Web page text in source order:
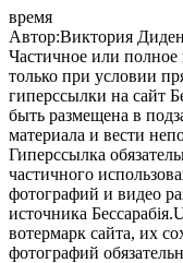
время
Автор:Виктория
Частичное или полное
только при условии
гиперссылки на сайт
быть размещена в
материала и вести
Гиперссылка
частичного
фотографий и видео
источника
вотермарк сайта, их
фотографий